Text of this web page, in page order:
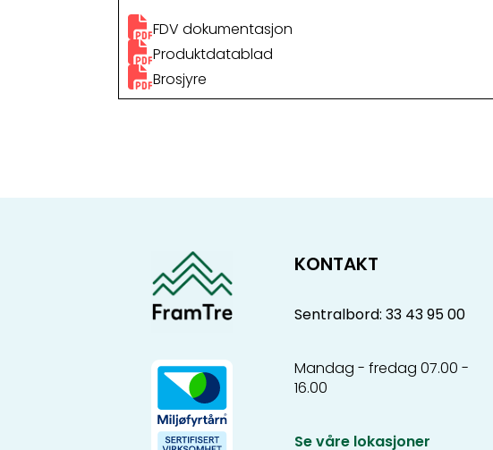
FDV dokumentasjon
Produktdatablad
Brosjyre
KONTAKT
Sentralbord: 33 43 95 00
Mandag - fredag 07.00 -
16.00
Se våre lokasjoner